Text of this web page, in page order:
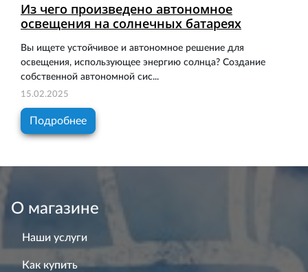
Из чего произведено автономное
освещения на солнечных батареях
Вы ищете устойчивое и автономное решение для
освещения, использующее энергию солнца? Создание
собственной автономной сис...
15.02.2025
Подробнее
О магазине
Наши услуги
Как купить